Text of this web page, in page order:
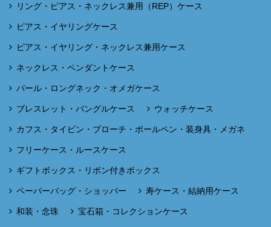
リング・ピアス・ネックレス兼用（REP）ケース
ピアス・イヤリングケース
ピアス・イヤリング・ネックレス兼用ケース
ネックレス・ペンダントケース
パール・ロングネック・オメガケース
ブレスレット・バングルケース ウォッチケース
カフス・タイピン・ブローチ・ボールペン・装身具・メガネ
フリーケース・ルースケース
ギフトボックス・リボン付きボックス
ペーパーバッグ・ショッパー 寿ケース・結納用ケース
和装・念珠 宝石箱・コレクションケース